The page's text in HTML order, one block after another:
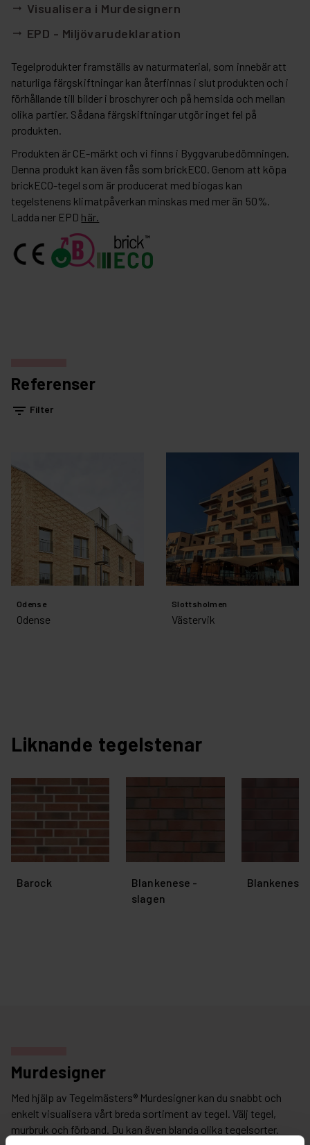
arrow_right_alt Visualisera i Murdesignern
arrow_right_alt EPD - Miljövarudeklaration
Tegelprodukter framställs av naturmaterial, som innebär att
naturliga färgskiftningar kan återfinnas i slutprodukten och i
förhållande till bilder i broschyrer och på hemsida och mellan
olika partier. Sådana färgskiftningar utgör inget fel på
produkten.
Produkten är CE-märkt och vi finns i Byggvarubedömningen.
Denna produkt kan även fås som brickECO. Genom att köpa
brickECO-tegel som är producerat med biogas kan
tegelstenens klimatpåverkan minskas med mer än 50%.
Ladda ner EPD här.
Referenser
filter_list Filter
Odense
Odense
Slottsholmen
Västervik
Liknande tegelstenar
Barock
Blankenese -
slagen
Blankenese
Murdesigner
Med hjälp av Tegelmästers® Murdesigner kan du snabbt och
enkelt visualisera vårt breda sortiment av tegel. Välj tegel,
murbruk och förband. Du kan även blanda olika tegelsorter.